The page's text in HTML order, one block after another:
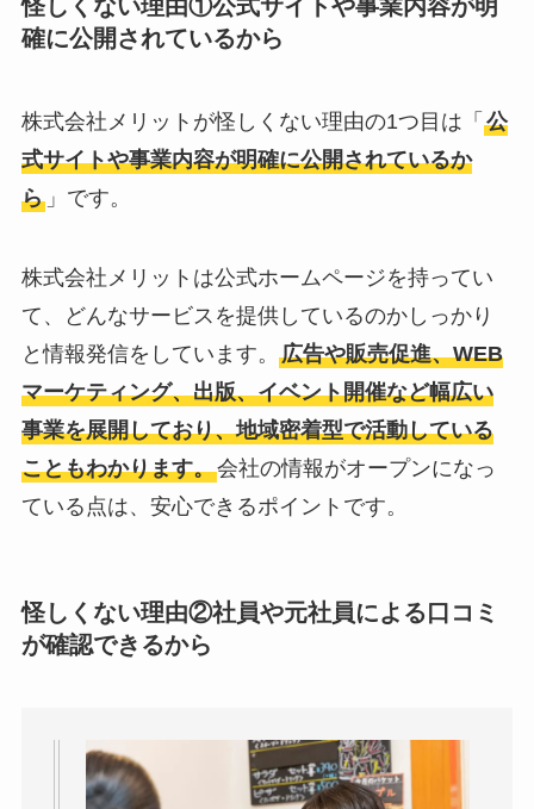
怪しくない理由①公式サイトや事業内容が明
確に公開されているから
株式会社メリットが怪しくない理由の1つ目は「 公
式サイトや事業内容が明確に公開されているか
ら」です。
株式会社メリットは公式ホームページを持ってい
て、どんなサービスを提供しているのかしっかり
と情報発信をしています。 広告や販売促進、WEB
マーケティング、出版、イベント開催など幅広い
事業を展開しており、地域密着型で活動している
こともわかります。会社の情報がオープンになっ
ている点は、安心できるポイントです。
怪しくない理由②社員や元社員による口コミ
が確認できるから